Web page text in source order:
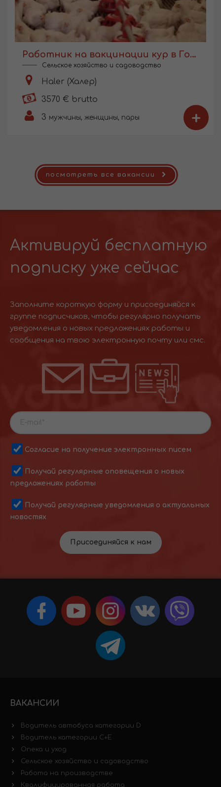
Работник на вакцинации кур в Голландии
Сельское хозяйство и садоводство
Haler (Халер)
3570 € brutto
3 мужчины, женщины, пары +
посмотреть все вакансии
Активируй бесплатную
подписку уже сейчас
Заполните короткую форму и присоединяйся к
группе подписчиков, чтобы регулярно получать
уведомления о новых предложениях работы и
сообщения на твою электронную почту или смс.
Согласие на получение электронных писем
Получай регулярные оповещения о новых
предложениях работы
Получай регулярные уведомления о актуальных
новостях
Присоединяйся к нам
ВАКАНСИИ
Водитель автобуса категории D
Водитель категории C+E
Опека и уход
Сельское хозяйство и садоводство
Работа на производстве
Квалифицированная работа